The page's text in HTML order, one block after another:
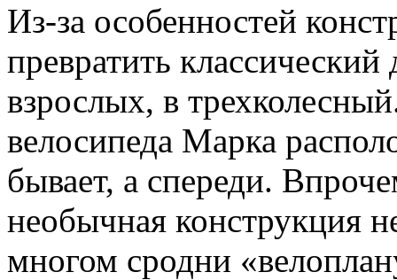
Из-за особенностей
превратить
взрослых, в
велосипеда Марка
бывает, а спереди.
необычная конструкция
многом сродни